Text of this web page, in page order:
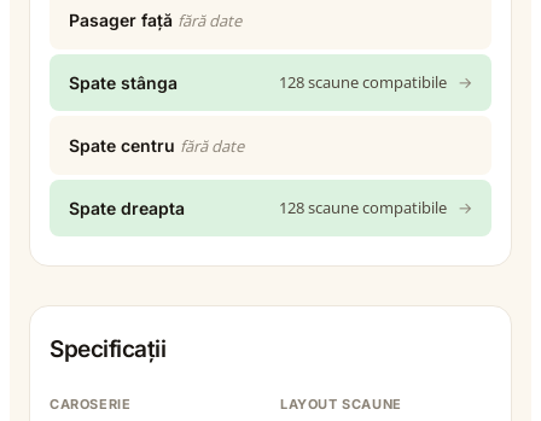
Pasager față fără date
Spate stânga 128 scaune compatibile →
Spate centru fără date
Spate dreapta 128 scaune compatibile →
Specificații
CAROSERIE LAYOUT SCAUNE